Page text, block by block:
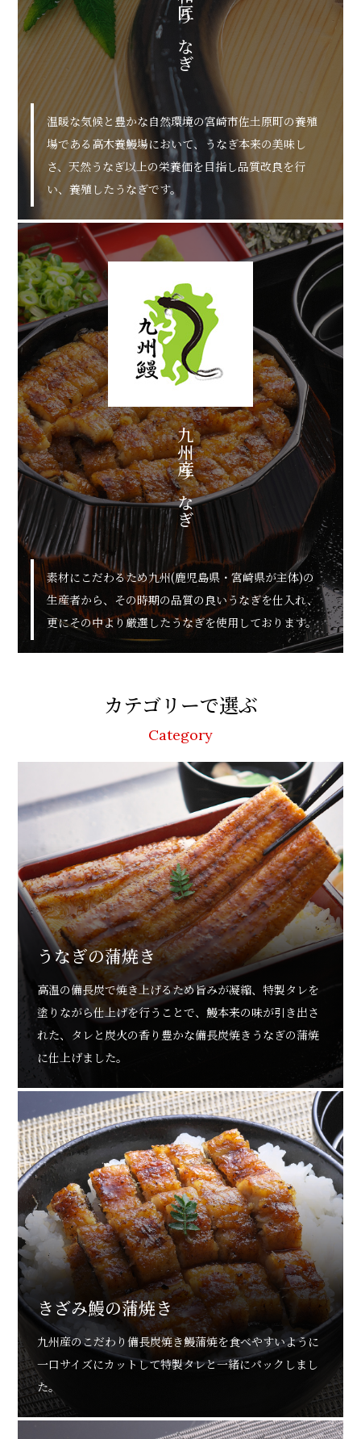
和匠うなぎ
温暖な気候と豊かな自然環境の宮崎市佐土原町の養殖
場である高木養鰻場において、うなぎ本来の美味し
さ、天然うなぎ以上の栄養価を目指し品質改良を行
い、養殖したうなぎです。
九州産うなぎ
素材にこだわるため九州(鹿児島県・宮崎県が主体)の
生産者から、その時期の品質の良いうなぎを仕入れ、
更にその中より厳選したうなぎを使用しております。
カテゴリーで選ぶ
Category
うなぎの蒲焼き
高温の備長炭で焼き上げるため旨みが凝縮、特製タレを
塗りながら仕上げを行うことで、鰻本来の味が引き出さ
れた、タレと炭火の香り豊かな備長炭焼きうなぎの蒲焼
に仕上げました。
きざみ鰻の蒲焼き
九州産のこだわり備長炭焼き鰻蒲焼を食べやすいように
一口サイズにカットして特製タレと一緒にパックしまし
た。